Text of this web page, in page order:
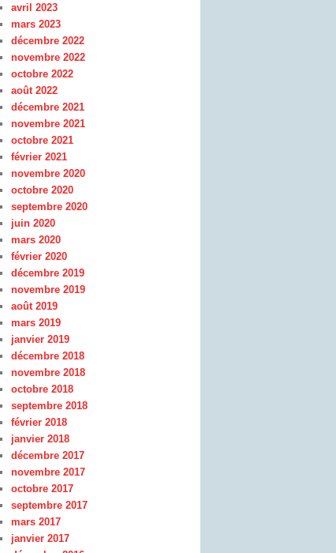
avril 2023
mars 2023
décembre 2022
novembre 2022
octobre 2022
août 2022
décembre 2021
novembre 2021
octobre 2021
février 2021
novembre 2020
octobre 2020
septembre 2020
juin 2020
mars 2020
février 2020
décembre 2019
novembre 2019
août 2019
mars 2019
janvier 2019
décembre 2018
novembre 2018
octobre 2018
septembre 2018
février 2018
janvier 2018
décembre 2017
novembre 2017
octobre 2017
septembre 2017
mars 2017
janvier 2017